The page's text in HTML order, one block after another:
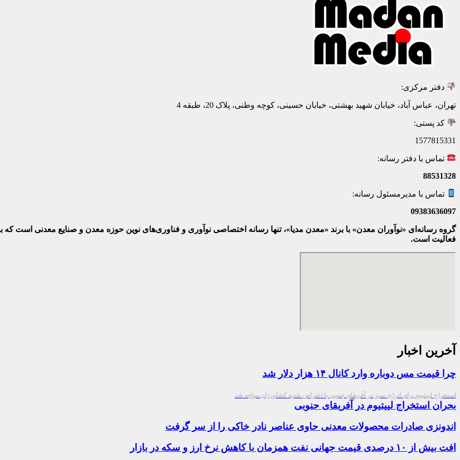
دفتر مرکزی:
تهران، عباس آباد، خیابان شهید بهشتی، خیابان حسینی، کوچه وطنی، پلاک 20، طبقه 4
کد پستی:
1577815331
تماس با دفتر رسانه:
88531328
تماس با مدیرمسئول رسانه:
09383636097
گروه رسانه‌ای «نوآوران معدن» با برند «معدن مدیا»، تنها رسانه اختصاصی نوآوری و فناوری‌های نوین حوزه معدن و صنایع معدنی‌ است
فعالیت است.
آخرین اخبار
چرا قیمت مس دوباره وارد کانال ۱۴ هزار دلار شد
استخراج لییتیوم برای انرژی سبز در آفریقای جنوبی با اعتراض شدید کشاورزان مواجه شد
بحران استخراج لییتیوم در آفریقای جنوبی
اندونزی صادرات محصولات معدنی حاوی عناصر نادر خاکی را از سر گرفت
افت بیش از ۱۰ درصدی قیمت جهانی نفت همزمان با کاهش نرخ ارز و سکه در بازار